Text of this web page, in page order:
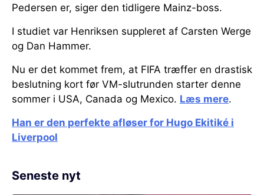
Pedersen er, siger den tidligere Mainz-boss.
I studiet var Henriksen suppleret af Carsten Werge
og Dan Hammer.
Nu er det kommet frem, at FIFA træffer en drastisk
beslutning kort før VM-slutrunden starter denne
sommer i USA, Canada og Mexico. Læs mere.
Han er den perfekte afløser for Hugo Ekitiké i
Liverpool
Seneste nyt